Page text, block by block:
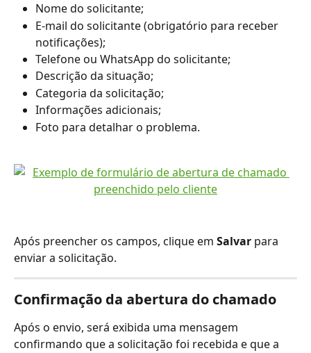
Nome do solicitante;
E-mail do solicitante (obrigatório para receber
notificações);
Telefone ou WhatsApp do solicitante;
Descrição da situação;
Categoria da solicitação;
Informações adicionais;
Foto para detalhar o problema.
Após preencher os campos, clique em Salvar para
enviar a solicitação.
Confirmação da abertura do chamado
Após o envio, será exibida uma mensagem
confirmando que a solicitação foi recebida e que a